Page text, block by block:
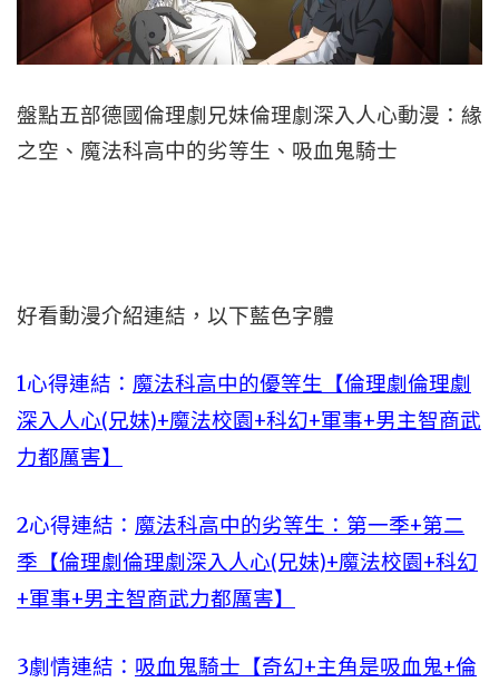
盤點五部德國倫理劇兄妹倫理劇深入人心動漫：緣
之空、魔法科高中的劣等生、吸血鬼騎士
好看動漫介紹連結，以下藍色字體
1心得連結： 魔法科高中的優等生【倫理劇倫理劇
深入人心(兄妹)+魔法校園+科幻+軍事+男主智商武
力都厲害】
2心得連結： 魔法科高中的劣等生：第一季+第二
季【倫理劇倫理劇深入人心(兄妹)+魔法校園+科幻
+軍事+男主智商武力都厲害】
3劇情連結： 吸血鬼騎士【奇幻+主角是吸血鬼+倫